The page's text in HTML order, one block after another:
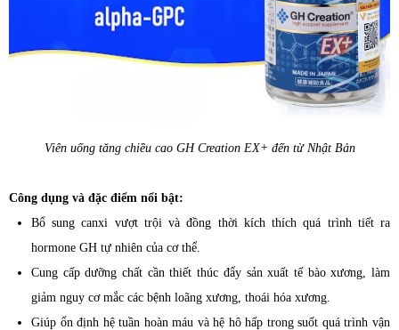
Viên uống tăng chiều cao GH Creation EX+ đến từ Nhật Bản
Công dụng và đặc điểm nổi bật:
Bổ sung canxi vượt trội và đồng thời kích thích quá trình tiết ra
hormone GH tự nhiên của cơ thể.
Cung cấp dưỡng chất cần thiết thúc đẩy sản xuất tế bào xương, làm
giảm nguy cơ mắc các bệnh loãng xương, thoái hóa xương.
Giúp ổn định hệ tuần hoàn máu và hệ hô hấp trong suốt quá trình vận